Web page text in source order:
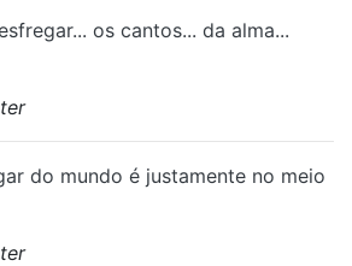
os cantos... da alma...
do mundo é justamente no meio